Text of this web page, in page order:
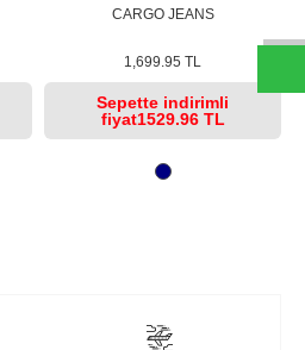
CARGO JEANS
1,699.95 TL
Sepette indirimli
fiyat1529.96 TL